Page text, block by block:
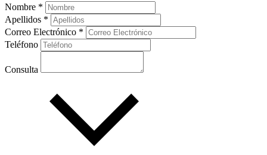
Nombre *
Apellidos *
Correo Electrónico *
Teléfono
Consulta